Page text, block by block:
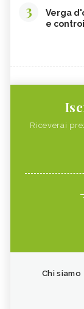
3
Verga
e
Riceverai
Chi siamo